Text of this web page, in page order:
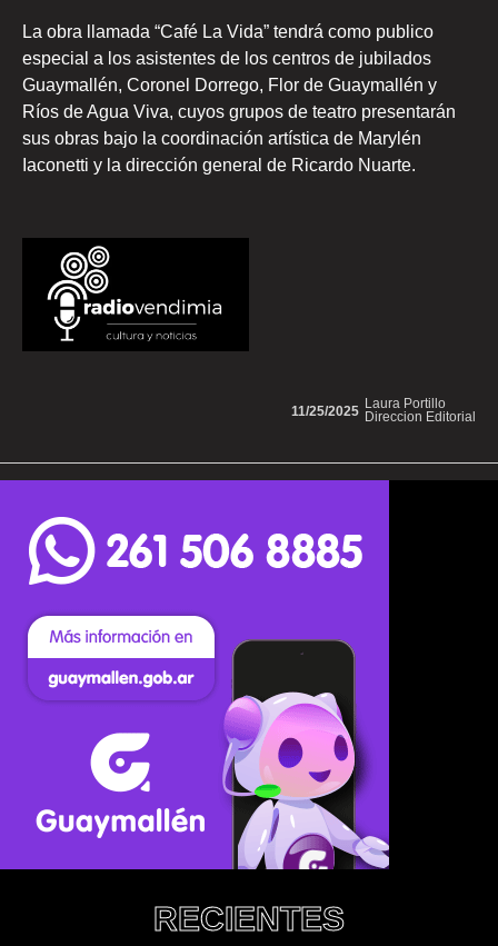
La obra llamada “Café La Vida” tendrá como publico
especial a los asistentes de los centros de jubilados
Guaymallén, Coronel Dorrego, Flor de Guaymallén y
Ríos de Agua Viva, cuyos grupos de teatro presentarán
sus obras bajo la coordinación artística de Marylén
Iaconetti y la dirección general de Ricardo Nuarte.
Laura Portillo
Direccion Editorial
11/25/2025
RECIENTES